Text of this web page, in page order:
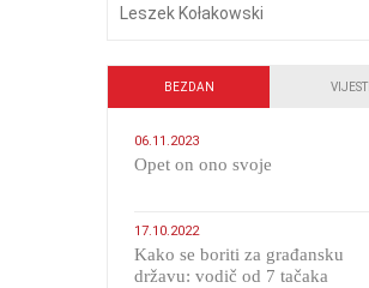
Leszek Kołakowski
BEZDAN VIJESTI
06.11.2023
​Opet on ono svoje
17.10.2022
Kako se boriti za građansku
državu: vodič od 7 tačaka